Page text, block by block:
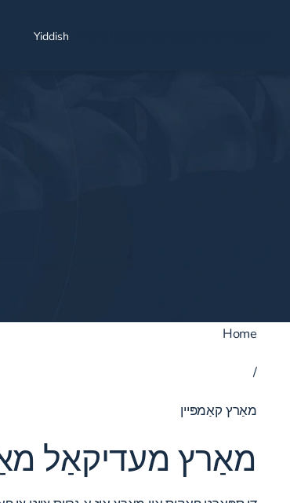
Yiddish
Home
/
מאַרץ קאַמפּיין
מאַרץ מעדיקאַל